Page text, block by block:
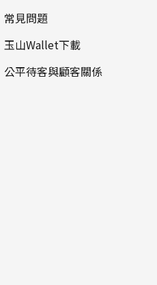
常見問題
玉山Wallet下載
公平待客與顧客關係